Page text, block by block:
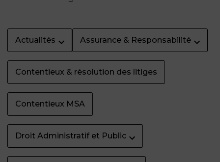
Actualités Assurance & Responsabilité
Contentieux & résolution des litiges
Contentieux MSA
Droit Administratif et Public